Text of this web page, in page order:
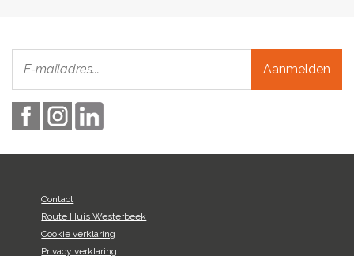
Aanmelden
Contact
Route Huis Westerbeek
Cookie verklaring
Privacy verklaring